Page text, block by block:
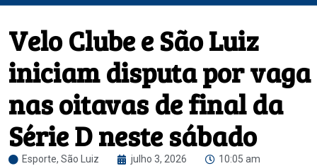
Velo Clube e São Luiz
iniciam disputa por vaga
nas oitavas de final da
Série D neste sábado
Esporte, São Luiz julho 3, 2026 10:05 am